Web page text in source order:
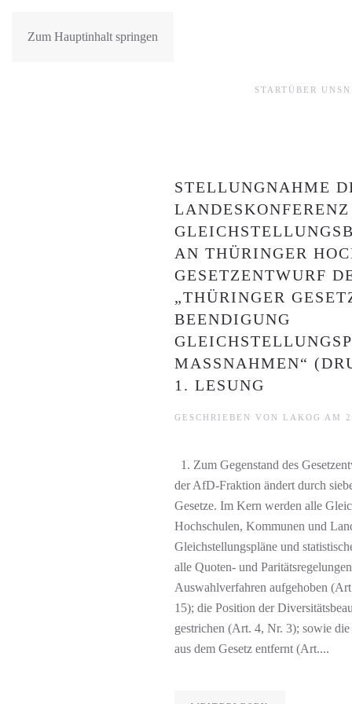
Zum Hauptinhalt springen
START ÜBER UNS
STELLUNGNAHME
AN THÜRINGER
GESETZENTWURF
„THÜRINGER
BEENDIGUNG
MASSNAHMEN“
. LESUNG
GESCHRIEBEN VON LAKOG AM
1. Zum Gegenstand des
der AfD-Fraktion ändert durch
Gesetze. Im Kern werden alle
Hochschulen, Kommunen und
Gleichstellungspläne und
alle Quoten- und
Auswahlverfahren aufgehoben
15); die Position der
gestrichen (Art. 4, Nr. 3); sowie
aus dem Gesetz entfernt (Art....